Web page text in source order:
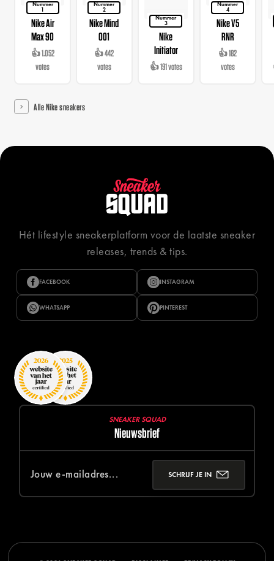
Nummer
1
Nike Air
Max 90
👍 1.052
votes
Nummer
2
Nike Mind
001
👍 442
votes
Nummer
3
Nike
Initiator
👍 191 votes
Nummer
4
Nike V5
RNR
👍 182
votes
Alle Nike sneakers
Hét lifestyle sneakerplatform voor de laatste sneaker
releases, trends & tips.
FACEBOOK INSTAGRAM
WHATSAPP PINTEREST
SNEAKER SQUAD
Nieuwsbrief
SCHRIJF JE IN